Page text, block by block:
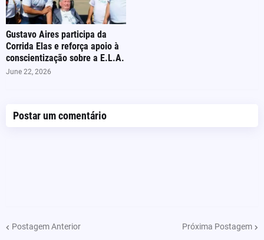
Gustavo Aires participa da
Corrida Elas e reforça apoio à
conscientização sobre a E.L.A.
June 22, 2026
Postar um comentário
Postagem Anterior Próxima Postagem